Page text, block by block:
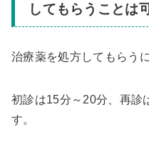
してもらうことは
治療薬を処方してもらう
初診は15分～20分、再診
す。